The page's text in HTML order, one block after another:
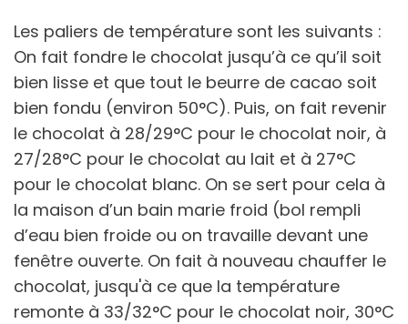
Les paliers de température sont les suivants :
On fait fondre le chocolat jusqu’à ce qu’il soit
bien lisse et que tout le beurre de cacao soit
bien fondu (environ 50°C). Puis, on fait revenir
le chocolat à 28/29°C pour le chocolat noir, à
27/28°C pour le chocolat au lait et à 27°C
pour le chocolat blanc. On se sert pour cela à
la maison d’un bain marie froid (bol rempli
d’eau bien froide ou on travaille devant une
fenêtre ouverte. On fait à nouveau chauffer le
chocolat, jusqu'à ce que la température
remonte à 33/32°C pour le chocolat noir, 30°C